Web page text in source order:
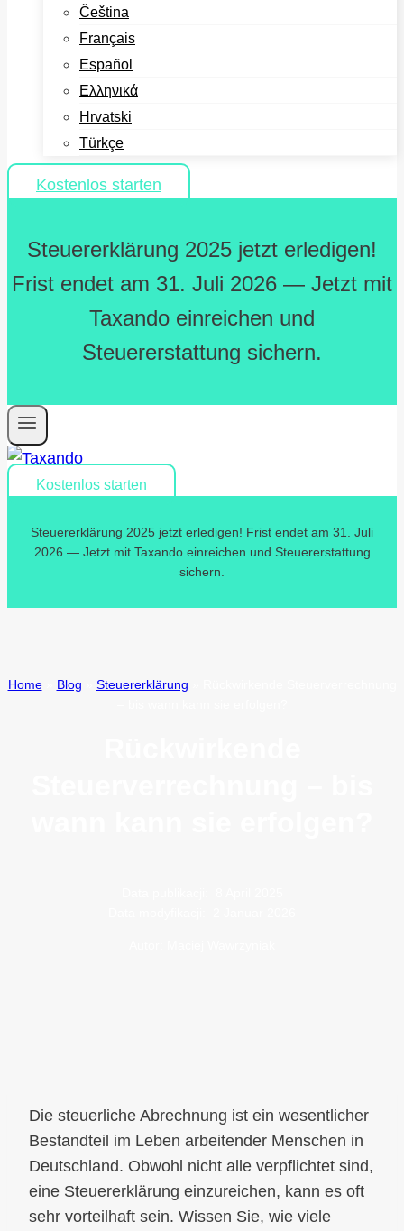
Čeština
Français
Español
Ελληνικά
Hrvatski
Türkçe
Kostenlos starten
Steuererklärung 2025 jetzt erledigen!
Frist endet am 31. Juli 2026 — Jetzt mit
Taxando einreichen und
Steuererstattung sichern.
Kostenlos starten
Steuererklärung 2025 jetzt erledigen! Frist endet am 31. Juli
2026 — Jetzt mit Taxando einreichen und Steuererstattung
sichern.
Home» Blog Steuererklärung
Die steuerliche Abrechnung ist ein wesentlicher
Bestandteil im Leben arbeitender Menschen in
Deutschland. Obwohl nicht alle verpflichtet sind,
eine Steuererklärung einzureichen, kann es oft
sehr vorteilhaft sein. Wissen Sie, wie viele